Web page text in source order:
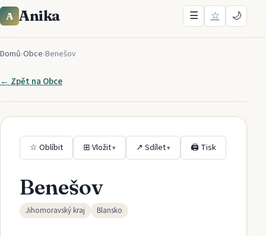
A Anika ☰ ☆ 🌙
Domů›Obce›Benešov
← Zpět na Obce
☆ Oblíbit ⊞ Vložit▾ ↗ Sdílet▾ 🖨 Tisk
Benešov
Jihomoravský kraj Blansko